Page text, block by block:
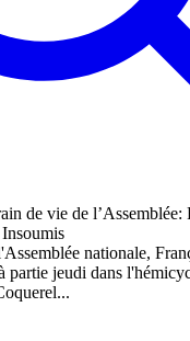
nationale,
partie jeudi dans